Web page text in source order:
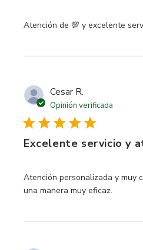
Atención de 💯 y excelente
read more about review
Cesar R.
Opinión verificada
Excelente servicio y
Atención personalizada y muy
una manera muy eficaz.
read more about review